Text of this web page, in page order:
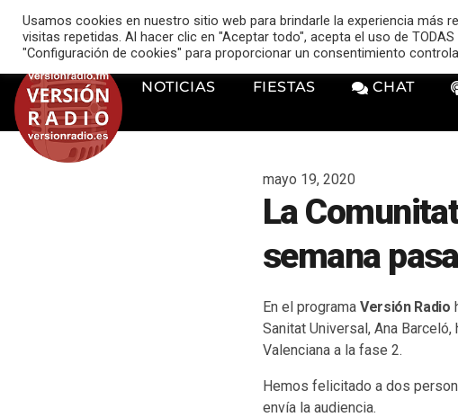
music_note VERSIÓN RADIO
NOTICIAS FIESTAS CHAT
mayo 19, 2020
La
semana
En el programa Versión Radio
Sanitat Universal, Ana
Valenciana a la fase 2.
Hemos felicitado a dos
envía la audiencia.
Usamos cookies en nuestro sitio web para brindarle la experiencia más
visitas repetidas. Al hacer clic en "Aceptar todo", acepta el uso de
"Configuración de cookies" para proporcionar un consentimiento